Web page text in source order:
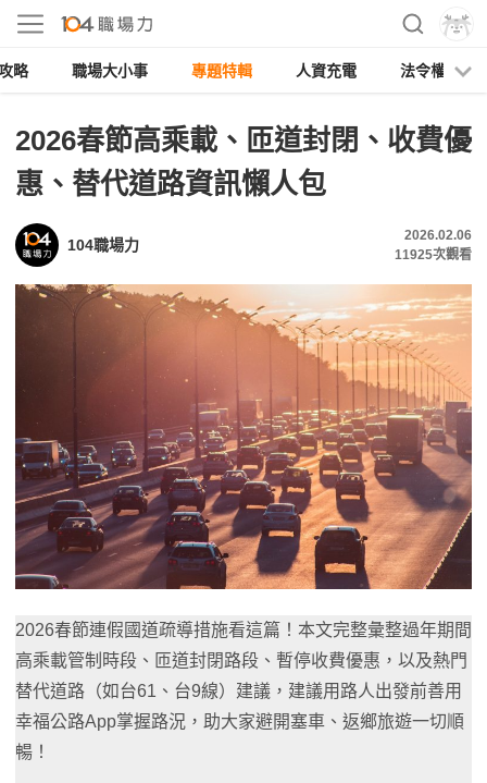
略 職場大小事 專題特輯 人資充電 法令權益
2026春節高乘載、匝道封閉、收費優
惠、替代道路資訊懶人包
104職場力
2026.02.06
11925次觀看
2026春節連假國道疏導措施看這篇！本文完整彙整過年期間
高乘載管制時段、匝道封閉路段、暫停收費優惠，以及熱門
替代道路（如台61、台9線）建議，建議用路人出發前善用
幸福公路App掌握路況，助大家避開塞車、返鄉旅遊一切順
暢！